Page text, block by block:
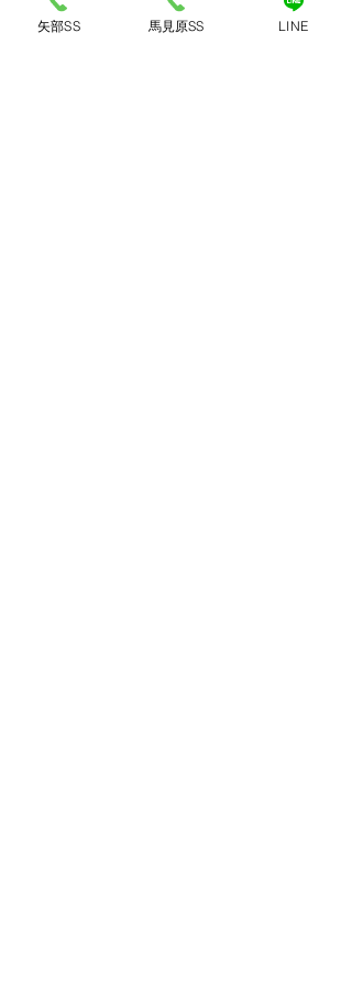
矢部SS 馬見原SS LINE